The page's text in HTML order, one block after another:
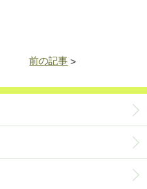
前の記事 >